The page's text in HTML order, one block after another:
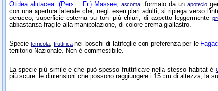
Otidea alutacea (Pers. : Fr.) Massee; ascoma formato da un apotecio
con una apertura laterale che, negli esemplari adulti, si ripiega verso
ocraceo, superficie esterna su toni più chiari, di aspetto leggermente
abbastanza fragile alla manipolazione, di colore crema-giallastro.
Specie terricola, fruttificanei boschi di latifoglie con preferenza per le
territorio Nazionale. Non è commestibile.
La specie più simile e che può spesso fruttificare nella stesso habitat è
più scure, le dimensioni che possono raggiungere i 15 cm di altezza, la